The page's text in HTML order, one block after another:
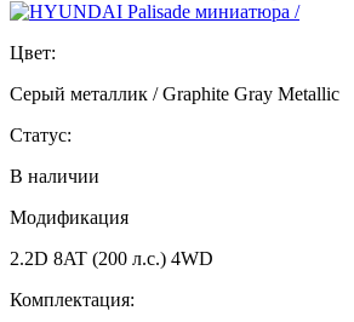
Цвет:
Серый металлик / Graphite Gray Metallic
Статус:
В наличии
Модификация
2.2D 8AT (200 л.с.) 4WD
Комплектация: